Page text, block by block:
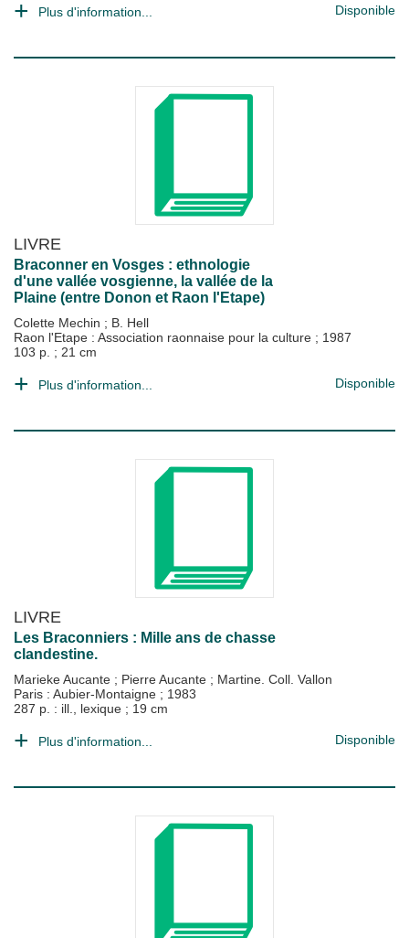
Plus d'information... Disponible
LIVRE
Braconner en Vosges : ethnologie
d'une vallée vosgienne, la vallée de la
Plaine (entre Donon et Raon l'Etape)
Colette Mechin ; B. Hell
Raon l'Etape : Association raonnaise pour la culture ; 1987
103 p. ; 21 cm
Plus d'information... Disponible
LIVRE
Les Braconniers : Mille ans de chasse
clandestine.
Marieke Aucante ; Pierre Aucante ; Martine. Coll. Vallon
Paris : Aubier-Montaigne ; 1983
287 p. : ill., lexique ; 19 cm
Plus d'information... Disponible